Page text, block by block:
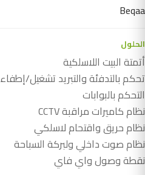
Beqaa
الحلول
أتمتة البيت اللاسلكية
تحكم بالتدفئة والتبريد تشغيل/إطفاء
التحكم بالبوابات
نظام كاميرات مراقبة CCTV
نظام حريق واقتحام لاسلكي
نظام صوت داخلي ولبركة السباحة
نقطة وصول واي فاي